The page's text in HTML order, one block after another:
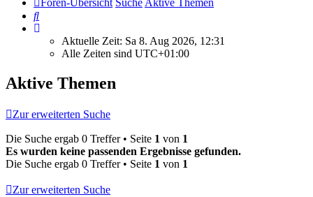
Suche
Aktuelle Zeit: Sa 8. Aug 2026, 12:31
Alle Zeiten sind UTC+01:00
Aktive Themen
Zur erweiterten Suche
Die Suche ergab 0 Treffer • Seite 1 von 1
Es wurden keine passenden Ergebnisse gefunden.
Die Suche ergab 0 Treffer • Seite 1 von 1
Zur erweiterten Suche